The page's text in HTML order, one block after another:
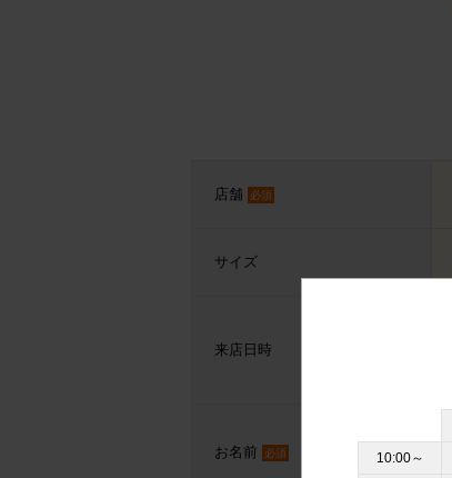
店舗 必須
サイズ
来店日時
お名前 必須 10:00～